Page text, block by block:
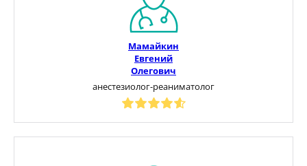
Мамайкин
Евгений
Олегович
анестезиолог-реаниматолог